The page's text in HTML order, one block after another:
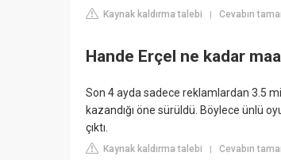
Kaynak kaldırma talebi | Cevabın
Hande Erçel ne kadar
Son 4 ayda sadece reklamlardan 3.5
kazandığı öne sürüldü. Böylece ünlü
çıktı.
Kaynak kaldırma talebi | Cevabın